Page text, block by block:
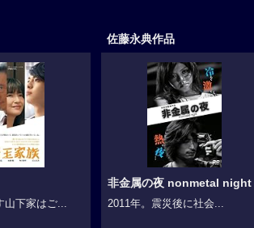
山下家はご...
佐藤永典作品
非金属の夜 nonmetal night
2011年。震災後に社会...